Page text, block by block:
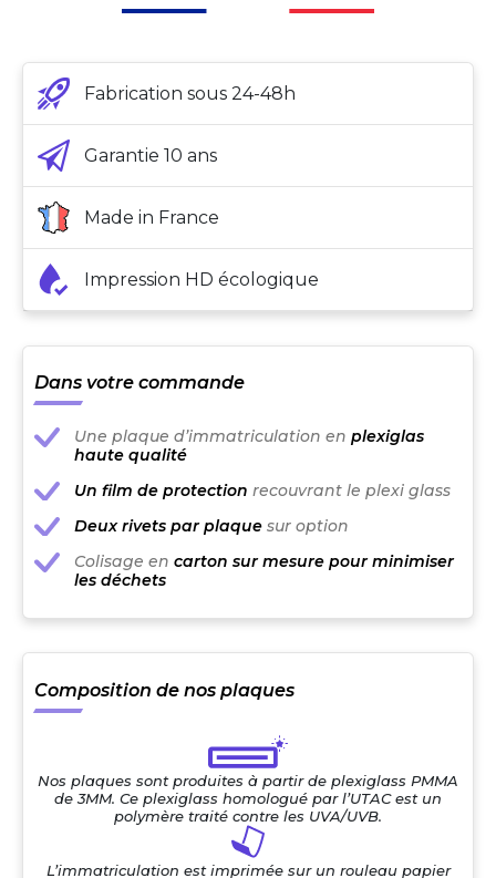
Fabrication sous 24-48h
Garantie 10 ans
Made in France
Impression HD écologique
Dans votre commande
Une plaque d’immatriculation en plexiglas
haute qualité
Un film de protection recouvrant le plexi glass
Deux rivets par plaque sur option
Colisage en carton sur mesure pour minimiser
les déchets
Composition de nos plaques
Nos plaques sont produites à partir de plexiglass PMMA
de 3MM. Ce plexiglass homologué par l’UTAC est un
polymère traité contre les UVA/UVB.
L’immatriculation est imprimée sur un rouleau papier